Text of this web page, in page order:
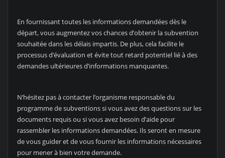
En fournissant toutes les informations demandées dès le
départ, vous augmentez vos chances d’obtenir la subvention
souhaitée dans les délais impartis. De plus, cela facilite le
processus d’évaluation et évite tout retard potentiel lié à des
demandes ultérieures d’informations manquantes.
N’hésitez pas à contacter l’organisme responsable du
programme de subventions si vous avez des questions sur les
documents requis ou si vous avez besoin d’aide pour
rassembler les informations demandées. Ils seront en mesure
de vous guider et de vous fournir les informations nécessaires
pour mener à bien votre demande.